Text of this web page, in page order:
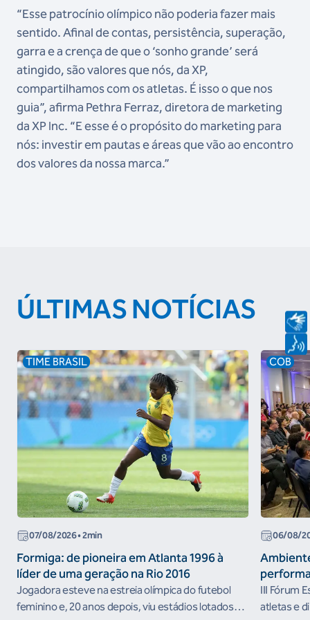
“Esse patrocínio olímpico não poderia fazer mais
sentido. Afinal de contas, persistência, superação,
garra e a crença de que o ‘sonho grande’ será
atingido, são valores que nós, da XP,
compartilhamos com os atletas. É isso o que nos
guia”, afirma Pethra Ferraz, diretora de marketing
da XP Inc. “E esse é o propósito do marketing para
nós: investir em pautas e áreas que vão ao encontro
dos valores da nossa marca.”
ÚLTIMAS NOTÍCIAS
TIME BRASIL
07/08/2026• 2min
Formiga: de pioneira em Atlanta 1996 à
líder de uma geração na Rio 2016
Jogadora esteve na estreia olímpica do futebol
feminino e, 20 anos depois, viu estádios lotados
COB
06/08/
III Fórum
atletas e